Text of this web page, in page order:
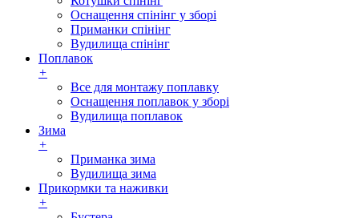
Оснащення спінінг у зборі
Приманки спінінг
Вудилища спінінг
Поплавок
+
Все для монтажу поплавку
Оснащення поплавок у зборі
Вудилища поплавок
Зима
+
Приманка зима
Вудилища зима
Прикормки та наживки
+